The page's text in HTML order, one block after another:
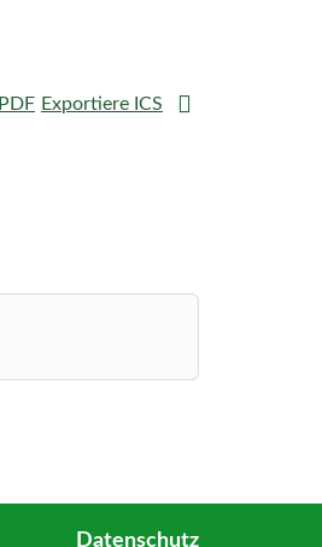
PDF Exportiere ICS
Datenschutz